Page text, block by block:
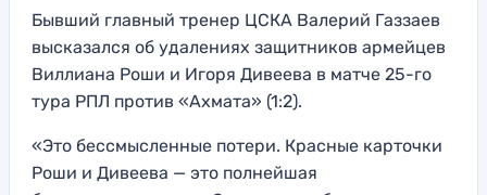
Бывший главный тренер ЦСКА Валерий Газзаев
высказался об удалениях защитников армейцев
Виллиана Роши и Игоря Дивеева в матче 25-го
тура РПЛ против «Ахмата» (1:2).
«Это бессмысленные потери. Красные карточки
Роши и Дивеева — это полнейшая